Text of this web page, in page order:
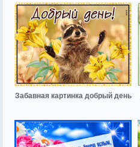
Забавная картинка добрый день